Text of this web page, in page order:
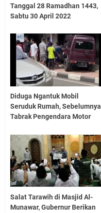
Tanggal 28 Ramadhan 1443,
Sabtu 30 April 2022
Diduga Ngantuk Mobil
Seruduk Rumah, Sebelumnya
Tabrak Pengendara Motor
Salat Tarawih di Masjid Al-
Munawar, Gubernur Berikan